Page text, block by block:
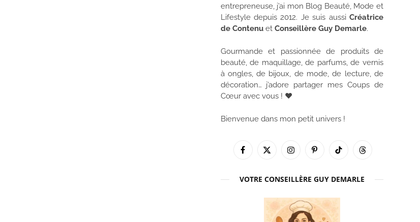
entrepreneuse, j’ai mon Blog Beauté, Mode et
Lifestyle depuis 2012. Je suis aussi Créatrice
de Contenuet Conseillère Guy Demarle.
Gourmande et passionnée de produits de
beauté, de maquillage, de parfums, de vernis
à ongles, de bijoux, de mode, de lecture, de
décoration… j’adore partager mes Coups de
Cœur avec vous ! ♥
Bienvenue dans mon petit univers !
Facebook
X
InstagramPinterestTikTok Threads
VOTRE CONSEILLÈRE GUY DEMARLE